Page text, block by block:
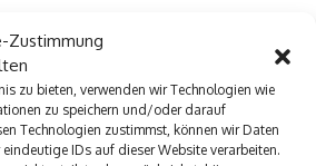
Zustimmung
zu bieten, verwenden wir Technologien wie
zu speichern und/oder darauf
Technologien zustimmst, können wir Daten
IDs auf dieser Website verarbeiten.